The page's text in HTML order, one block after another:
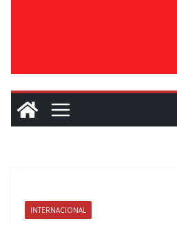
INTERNACIONAL